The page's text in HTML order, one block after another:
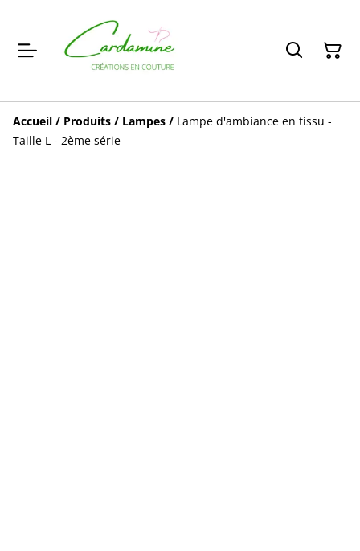
Accueil / Produits / Lampes / Lampe d'ambiance en tissu -
Taille L - 2ème série